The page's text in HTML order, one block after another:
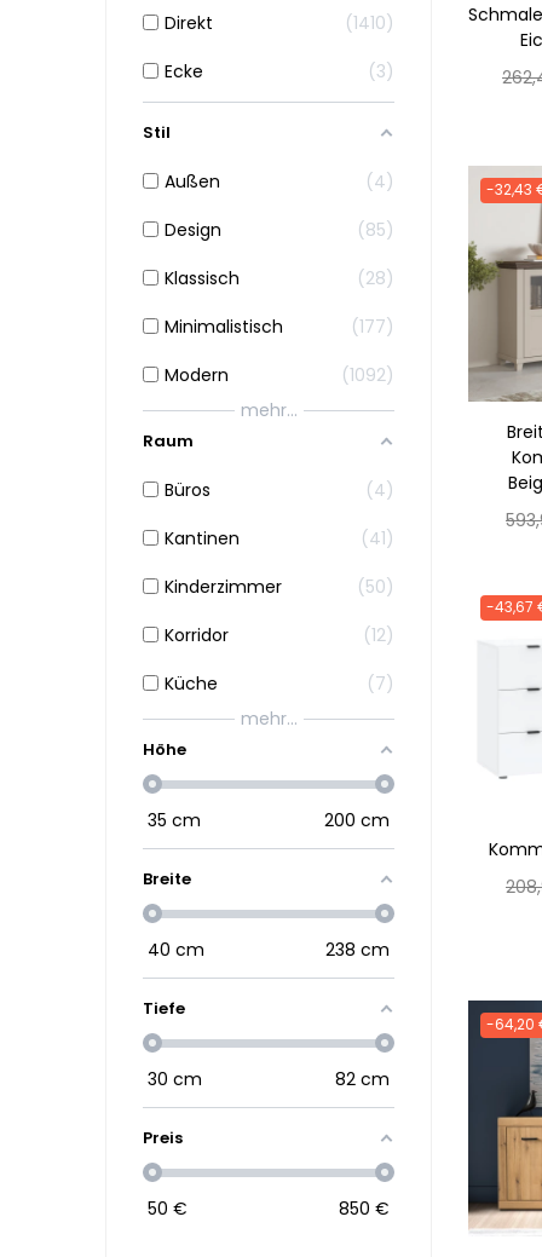
Direkt
1410
Ecke
3
Stil
Außen
4
Design
85
Klassisch
28
Minimalistisch
177
Modern
1092
mehr...
Raum
Büros
4
Kantinen
41
Kinderzimmer
50
Korridor
12
Küche
7
mehr...
Höhe
35 cm 200 cm
Breite
40 cm 238 cm
Tiefe
30 cm 82 cm
Preis
50 € 850 €
-32,43
-43,67
-64,20